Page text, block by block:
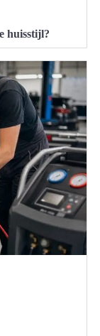
huisstijl?